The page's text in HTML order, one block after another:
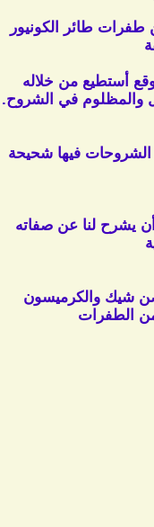
طائر الكونيور
أستطيع من خلاله
والمظلوم في الشروح.
فيها شحيحة
يشرح لنا عن صفاته
شيك والكرميسون
الطفرات